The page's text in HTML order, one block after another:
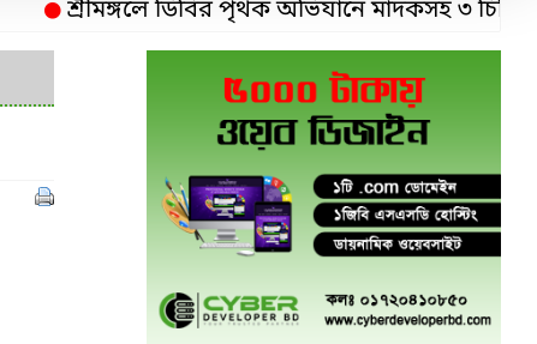
শ্রীমঙ্গলে ডিবির পৃথক অভিযানে মাদকসহ ৩ চিহ্নিত